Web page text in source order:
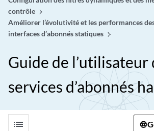
contrôle
Améliorer l’évolutivité et les performances
interfaces d’abonnés statiques
Guide de l’utilisateur
services d’abonnés
list